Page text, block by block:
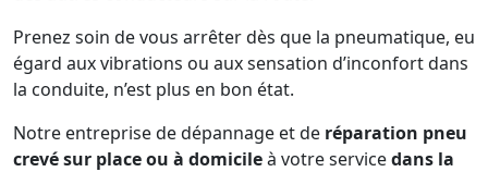
Prenez soin de vous arrêter dès que la pneumatique, eu
égard aux vibrations ou aux sensation d’inconfort dans
la conduite, n’est plus en bon état.
Notre entreprise de dépannage et de réparation pneu
crevé sur place ou à domicileà votre servicedans la